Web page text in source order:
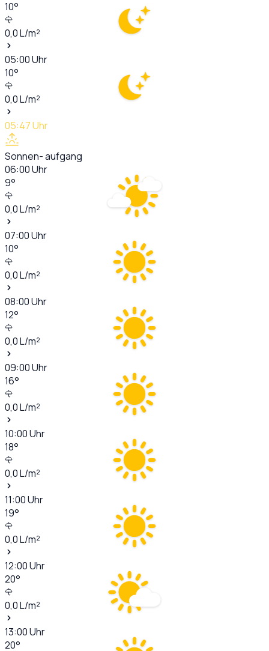
10°
0,0L/m²
05:00Uhr
10°
0,0L/m²
05:47Uhr
Sonnen- aufgang
06:00Uhr
9°
0,0L/m²
07:00Uhr
10°
0,0L/m²
08:00Uhr
12°
0,0L/m²
09:00Uhr
16°
0,0L/m²
10:00Uhr
18°
0,0L/m²
11:00Uhr
19°
0,0L/m²
12:00Uhr
20°
0,0L/m²
13:00Uhr
20°